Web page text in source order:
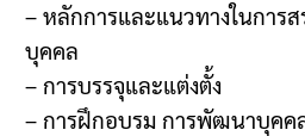
– หลักการและแนวทางในการ
บุคคล
– การบรรจุและแต่งตั้ง
– การฝึกอบรม การพัฒนาบุคค